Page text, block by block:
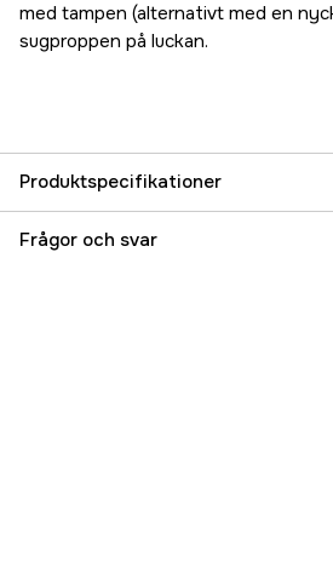
med tampen (alternativt med en
sugproppen på luckan.
Produktspecifikationer
Referensnummer
Frågor och svar